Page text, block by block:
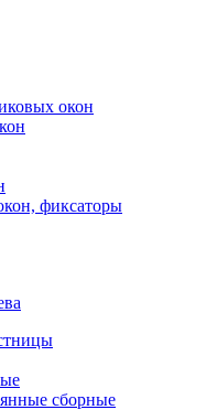
окон
фиксаторы
сборные